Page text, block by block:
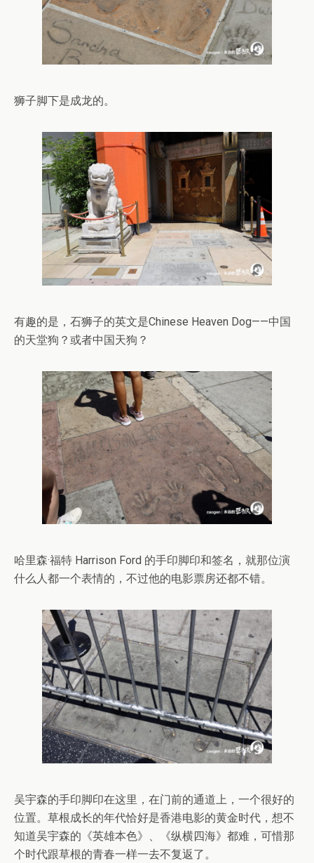
狮子脚下是成龙的。
有趣的是，石狮子的英文是Chinese Heaven Dog——中国
的天堂狗？或者中国天狗？
哈里森·福特 Harrison Ford 的手印脚印和签名，就那位演
什么人都一个表情的，不过他的电影票房还都不错。
吴宇森的手印脚印在这里，在门前的通道上，一个很好的
位置。草根成长的年代恰好是香港电影的黄金时代，想不
知道吴宇森的《英雄本色》、《纵横四海》都难，可惜那
个时代跟草根的青春一样一去不复返了。